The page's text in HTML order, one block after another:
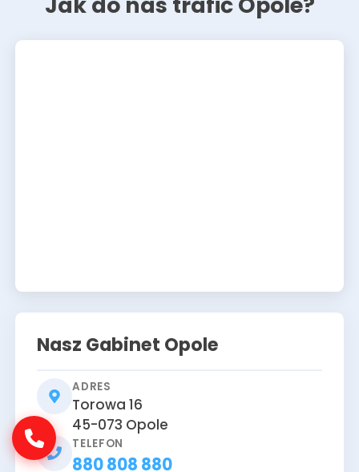
Nasz Gabinet Opole
ADRES
Torowa 16
45-073 Opole
TELEFON
880 808 880